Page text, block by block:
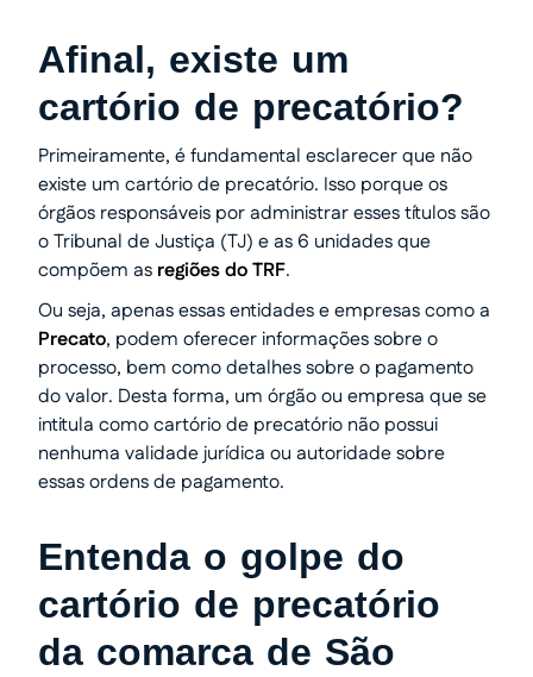
Afinal, existe um
cartório de precatório?
Primeiramente, é fundamental esclarecer que não
existe um cartório de precatório. Isso porque os
órgãos responsáveis por administrar esses títulos são
o Tribunal de Justiça (TJ) e as 6 unidades que
compõem as regiões do TRF.
Ou seja, apenas essas entidades e empresas como a
Precato, podem oferecer informações sobre o
processo, bem como detalhes sobre o pagamento
do valor. Desta forma, um órgão ou empresa que se
intitula como cartório de precatório não possui
nenhuma validade jurídica ou autoridade sobre
essas ordens de pagamento.
Entenda o golpe do
cartório de precatório
da comarca de São